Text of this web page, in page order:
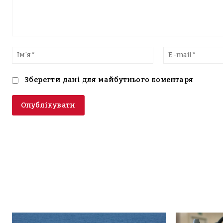
текст
Ім'я*
Зберегти дані для майбутнього коментаря